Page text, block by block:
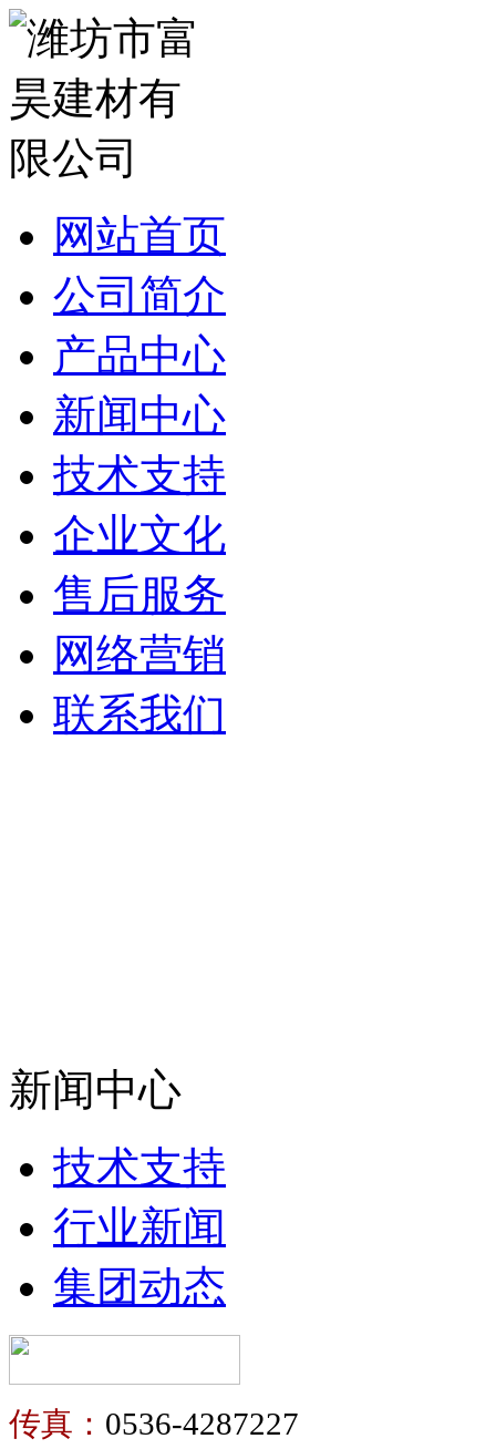
网站首页
公司简介
产品中心
新闻中心
技术支持
企业文化
售后服务
网络营销
联系我们
新闻中心
技术支持
行业新闻
集团动态
传真： 0536-4287227